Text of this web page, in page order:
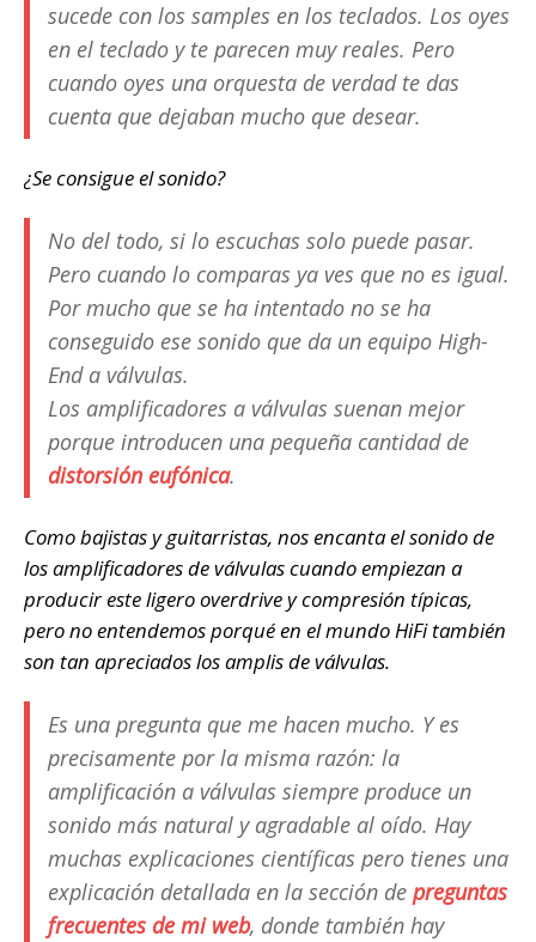
sucede con los samples en los teclados. Los oyes
en el teclado y te parecen muy reales. Pero
cuando oyes una orquesta de verdad te das
cuenta que dejaban mucho que desear.
¿Se consigue el sonido?
No del todo, si lo escuchas solo puede pasar.
Pero cuando lo comparas ya ves que no es igual.
Por mucho que se ha intentado no se ha
conseguido ese sonido que da un equipo High-
End a válvulas.
Los amplificadores a válvulas suenan mejor
porque introducen una pequeña cantidad de
distorsión eufónica.
Como bajistas y guitarristas, nos encanta el sonido de
los amplificadores de válvulas cuando empiezan a
producir este ligero overdrive y compresión típicas,
pero no entendemos porqué en el mundo HiFi también
son tan apreciados los amplis de válvulas.
Es una pregunta que me hacen mucho. Y es
precisamente por la misma razón: la
amplificación a válvulas siempre produce un
sonido más natural y agradable al oído. Hay
muchas explicaciones científicas pero tienes una
explicación detallada en la sección de preguntas
frecuentes de mi web, donde también hay